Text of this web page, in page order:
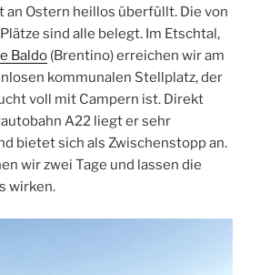
an Ostern heillos überfüllt. Die von
sind alle belegt. Im Etschtal,
Baldo (Brentino) erreichen wir am
kommunalen Stellplatz, der
voll mit Campern ist. Direkt
A22 liegt er sehr
bietet sich als Zwischenstopp an.
wir zwei Tage und lassen die
wirken.